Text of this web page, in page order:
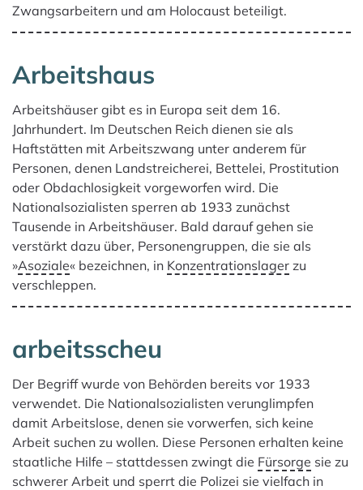
Zwangsarbeitern und am Holocaust beteiligt.
Arbeitshaus
Arbeitshäuser gibt es in Europa seit dem 16.
Jahrhundert. Im Deutschen Reich dienen sie als
Haftstätten mit Arbeitszwang unter anderem für
Personen, denen Landstreicherei, Bettelei, Prostitution
oder Obdachlosigkeit vorgeworfen wird. Die
Nationalsozialisten sperren ab 1933 zunächst
Tausende in Arbeitshäuser. Bald darauf gehen sie
verstärkt dazu über, Personengruppen, die sie als
»Asoziale« bezeichnen, in Konzentrationslager zu
verschleppen.
arbeitsscheu
Der Begriff wurde von Behörden bereits vor 1933
verwendet. Die Nationalsozialisten verunglimpfen
damit Arbeitslose, denen sie vorwerfen, sich keine
Arbeit suchen zu wollen. Diese Personen erhalten keine
staatliche Hilfe – stattdessen zwingt die Fürsorge sie zu
schwerer Arbeit und sperrt die Polizei sie vielfach in